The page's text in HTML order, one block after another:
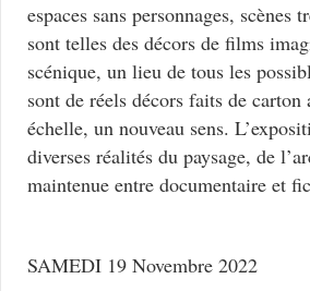
espaces sans personnages, scènes
sont telles des décors de films
scénique, un lieu de tous les
sont de réels décors faits de
échelle, un nouveau sens.
diverses réalités du paysage, de
maintenue entre documentaire et
SAMEDI 19 Novembre 2022